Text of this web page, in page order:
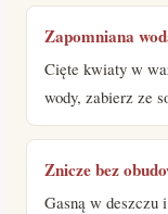
Zapomniana
Cięte kwiaty w
wody, zabierz ze
Znicze bez
Gasną w